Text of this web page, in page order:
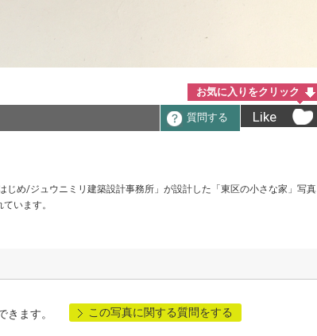
お気に入りをクリック
質問する Like
じめ/ジュウニミリ建築設計事務所」が設計した「東区の小さな家」写真
います。
ます。 この写真に関する質問をする